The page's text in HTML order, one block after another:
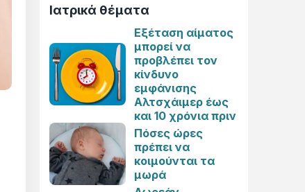
Ιατρικά θέματα
Εξέταση αίματος
μπορεί να
προβλέπει τον
κίνδυνο
εμφάνισης
Αλτσχάιμερ έως
και 10 χρόνια πριν
Πόσες ώρες
πρέπει να
κοιμούνται τα
μωρά